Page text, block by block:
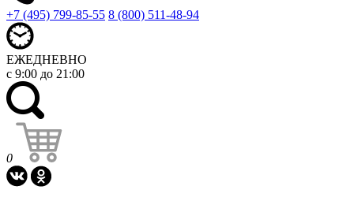
+7 (495) 799-85-55 8 (800) 511-48-94
ЕЖЕДНЕВНО
с 9:00 до 21:00
0